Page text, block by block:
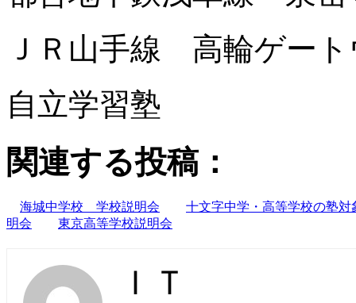
ＪＲ山手線 高輪ゲー
自立学習塾
関連する投稿：
海城中学校 学校説明会
十文字中学・高等学校の塾
明会
東京高等学校説明会
ＩＴ